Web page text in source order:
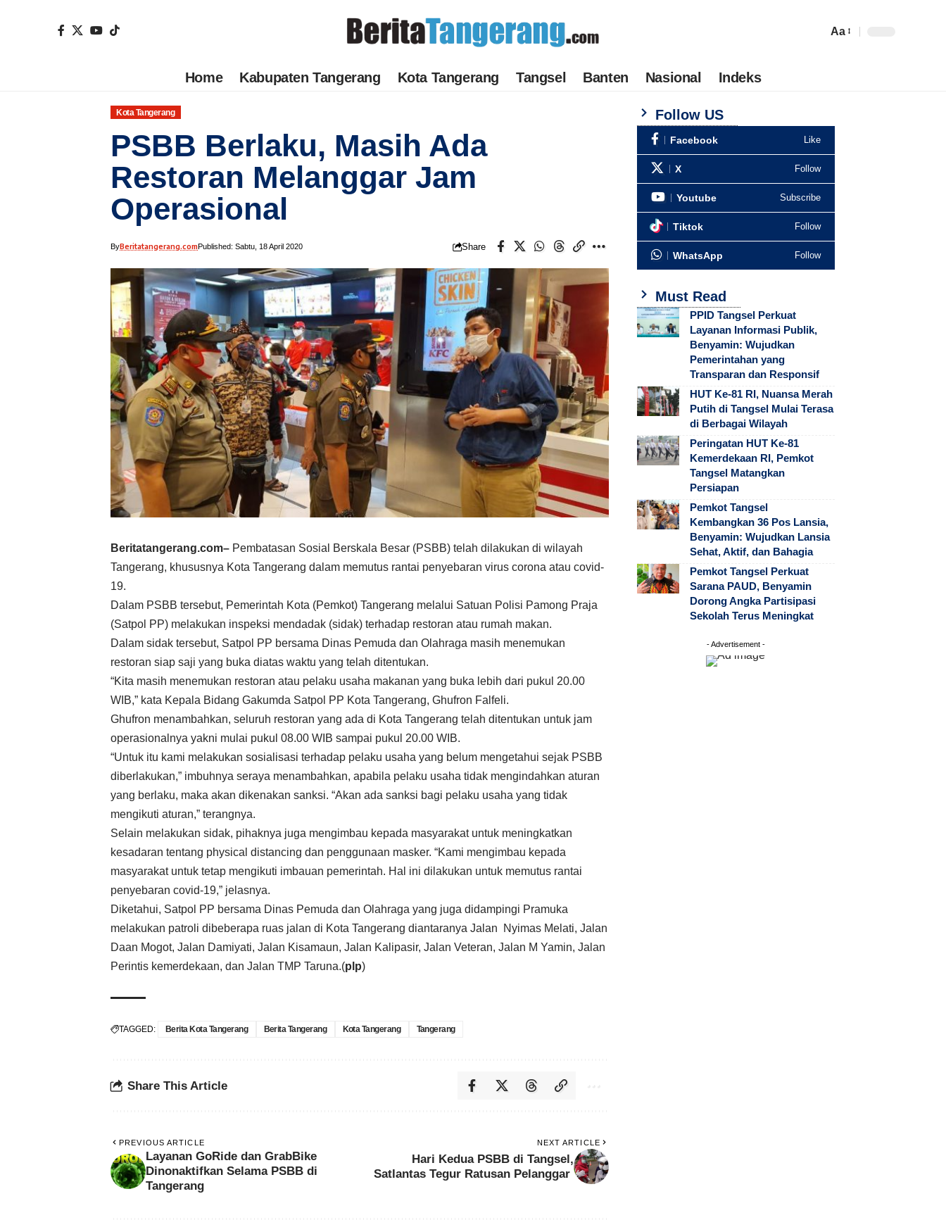
Aa
Home Kabupaten Tangerang Kota Tangerang Tangsel Banten Nasional Indeks
Kota Tangerang
PSBB Berlaku, Masih Ada
Restoran Melanggar Jam
Operasional
ByBeritatangerang.comPublished: Sabtu, 18 April 2020 Share
Beritatangerang.com– Pembatasan Sosial Berskala Besar (PSBB) telah dilakukan di wilayah
Tangerang, khususnya Kota Tangerang dalam memutus rantai penyebaran virus corona atau covid-
19.
Dalam PSBB tersebut, Pemerintah Kota (Pemkot) Tangerang melalui Satuan Polisi Pamong Praja
(Satpol PP) melakukan inspeksi mendadak (sidak) terhadap restoran atau rumah makan.
Dalam sidak tersebut, Satpol PP bersama Dinas Pemuda dan Olahraga masih menemukan
restoran siap saji yang buka diatas waktu yang telah ditentukan.
“Kita masih menemukan restoran atau pelaku usaha makanan yang buka lebih dari pukul 20.00
WIB,” kata Kepala Bidang Gakumda Satpol PP Kota Tangerang, Ghufron Falfeli.
Ghufron menambahkan, seluruh restoran yang ada di Kota Tangerang telah ditentukan untuk jam
operasionalnya yakni mulai pukul 08.00 WIB sampai pukul 20.00 WIB.
“Untuk itu kami melakukan sosialisasi terhadap pelaku usaha yang belum mengetahui sejak PSBB
diberlakukan,” imbuhnya seraya menambahkan, apabila pelaku usaha tidak mengindahkan aturan
yang berlaku, maka akan dikenakan sanksi. “Akan ada sanksi bagi pelaku usaha yang tidak
mengikuti aturan,” terangnya.
Selain melakukan sidak, pihaknya juga mengimbau kepada masyarakat untuk meningkatkan
kesadaran tentang physical distancing dan penggunaan masker. “Kami mengimbau kepada
masyarakat untuk tetap mengikuti imbauan pemerintah. Hal ini dilakukan untuk memutus rantai
penyebaran covid-19,” jelasnya.
Diketahui, Satpol PP bersama Dinas Pemuda dan Olahraga yang juga didampingi Pramuka
melakukan patroli dibeberapa ruas jalan di Kota Tangerang diantaranya Jalan Nyimas Melati, Jalan
Daan Mogot, Jalan Damiyati, Jalan Kisamaun, Jalan Kalipasir, Jalan Veteran, Jalan M Yamin, Jalan
Perintis kemerdekaan, dan Jalan TMP Taruna.(plp)
TAGGED: Berita Kota Tangerang Berita Tangerang Kota Tangerang Tangerang
Share This Article
PREVIOUS ARTICLE
Layanan GoRide dan GrabBike
Dinonaktifkan Selama PSBB di
Tangerang
NEXT ARTICLE
Hari Kedua PSBB di Tangsel,
Satlantas Tegur Ratusan Pelanggar
Follow US
Facebook Like
X Follow
Youtube Subscribe
Tiktok Follow
WhatsApp Follow
Must Read
PPID Tangsel Perkuat
Layanan Informasi Publik,
Benyamin: Wujudkan
Pemerintahan yang
Transparan dan Responsif
HUT Ke-81 RI, Nuansa Merah
Putih di Tangsel Mulai Terasa
di Berbagai Wilayah
Peringatan HUT Ke-81
Kemerdekaan RI, Pemkot
Tangsel Matangkan
Persiapan
Pemkot Tangsel
Kembangkan 36 Pos Lansia,
Benyamin: Wujudkan Lansia
Sehat, Aktif, dan Bahagia
Pemkot Tangsel Perkuat
Sarana PAUD, Benyamin
Dorong Angka Partisipasi
Sekolah Terus Meningkat
- Advertisement -